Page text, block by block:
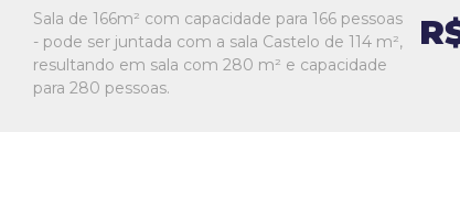
Sala de 166m² com capacidade para 166 pessoas
- pode ser juntada com a sala Castelo de 114 m²,
resultando em sala com 280 m² e capacidade
para 280 pessoas.